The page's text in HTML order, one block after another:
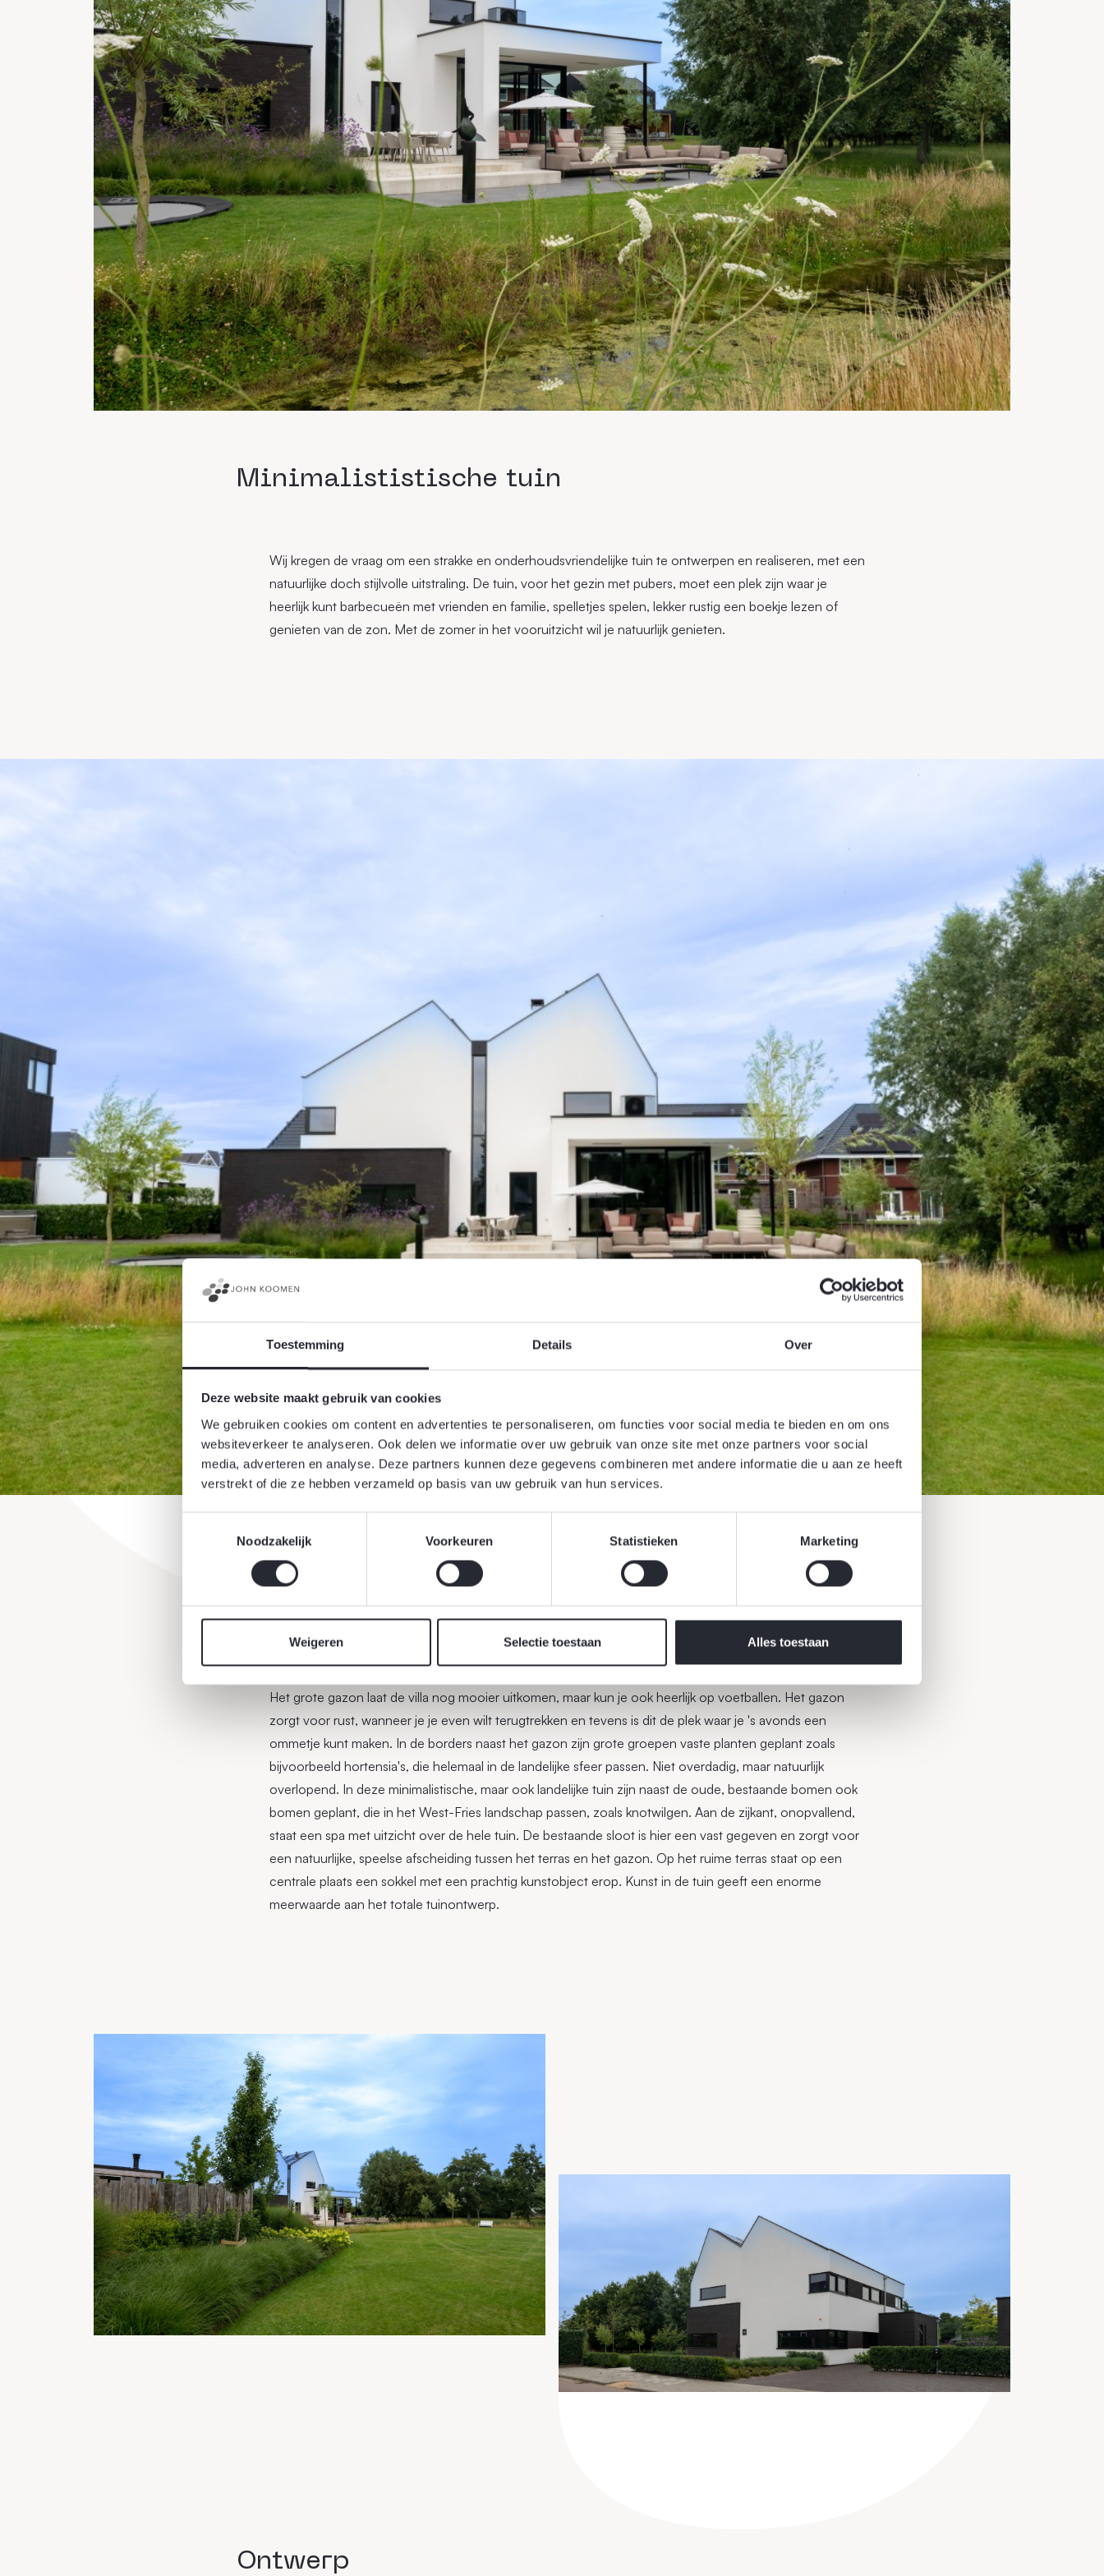
Toestemming Details Over
Deze website maakt gebruik van cookies
We gebruiken cookies om content en advertenties te personaliseren, om functies voor social media te bieden en om ons
websiteverkeer te analyseren. Ook delen we informatie over uw gebruik van onze site met onze partners voor social
media, adverteren en analyse. Deze partners kunnen deze gegevens combineren met andere informatie die u aan ze heeft
verstrekt of die ze hebben verzameld op basis van uw gebruik van hun services.
Noodzakelijk
Voorkeuren Statistieken Marketing
Weigeren Selectie toestaan Alles toestaan
Minimalististische tuin
Wij kregen de vraag om een strakke en onderhoudsvriendelijke tuin te ontwerpen en realiseren, met een
natuurlijke doch stijlvolle uitstraling. De tuin, voor het gezin met pubers, moet een plek zijn waar je
heerlijk kunt barbecueën met vrienden en familie, spelletjes spelen, lekker rustig een boekje lezen of
genieten van de zon. Met de zomer in het vooruitzicht wil je natuurlijk genieten.
Resultaat
Het grote gazon laat de villa nog mooier uitkomen, maar kun je ook heerlijk op voetballen. Het gazon
zorgt voor rust, wanneer je je even wilt terugtrekken en tevens is dit de plek waar je 's avonds een
ommetje kunt maken. In de borders naast het gazon zijn grote groepen vaste planten geplant zoals
bijvoorbeeld hortensia's, die helemaal in de landelijke sfeer passen. Niet overdadig, maar natuurlijk
overlopend. In deze minimalistische, maar ook landelijke tuin zijn naast de oude, bestaande bomen ook
bomen geplant, die in het West-Fries landschap passen, zoals knotwilgen. Aan de zijkant, onopvallend,
staat een spa met uitzicht over de hele tuin. De bestaande sloot is hier een vast gegeven en zorgt voor
een natuurlijke, speelse afscheiding tussen het terras en het gazon. Op het ruime terras staat op een
centrale plaats een sokkel met een prachtig kunstobject erop. Kunst in de tuin geeft een enorme
meerwaarde aan het totale tuinontwerp.
Ontwerp